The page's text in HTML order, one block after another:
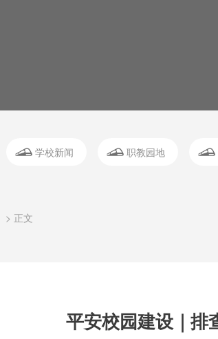
学校新闻 职教园地
> 正文
平安校园建设｜排